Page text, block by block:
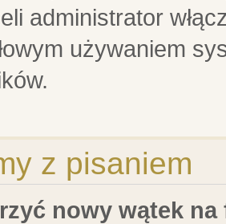
administrator
używaniem
z pisaniem
nowy wątek na